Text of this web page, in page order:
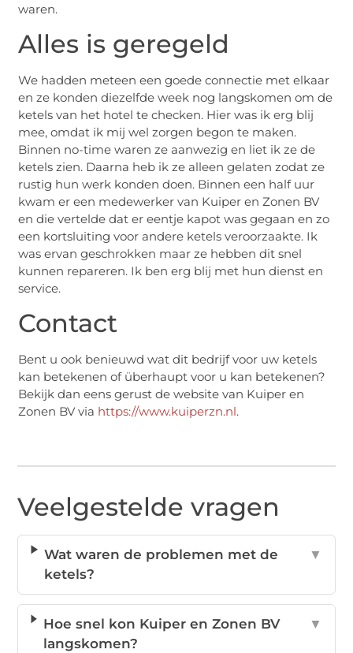
waren.
Alles is geregeld
We hadden meteen een goede connectie met elkaar
en ze konden diezelfde week nog langskomen om de
ketels van het hotel te checken. Hier was ik erg blij
mee, omdat ik mij wel zorgen begon te maken.
Binnen no-time waren ze aanwezig en liet ik ze de
ketels zien. Daarna heb ik ze alleen gelaten zodat ze
rustig hun werk konden doen. Binnen een half uur
kwam er een medewerker van Kuiper en Zonen BV
en die vertelde dat er eentje kapot was gegaan en zo
een kortsluiting voor andere ketels veroorzaakte. Ik
was ervan geschrokken maar ze hebben dit snel
kunnen repareren. Ik ben erg blij met hun dienst en
service.
Contact
Bent u ook benieuwd wat dit bedrijf voor uw ketels
kan betekenen of überhaupt voor u kan betekenen?
Bekijk dan eens gerust de website van Kuiper en
Zonen BV via https://www.kuiperzn.nl.
Veelgestelde vragen
Wat waren de problemen met de
ketels?
▼
Hoe snel kon Kuiper en Zonen BV
langskomen?
▼